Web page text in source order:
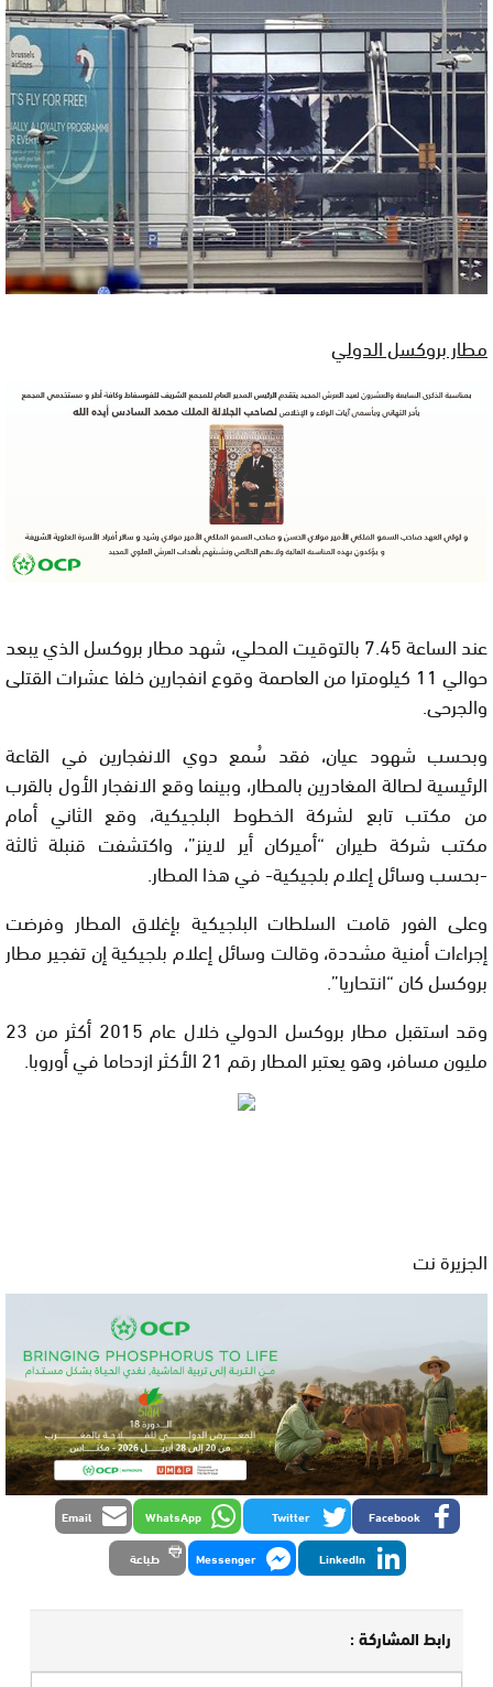
مطار بروكسل الدولي
عند الساعة 7.45 بالتوقيت المحلي، شهد مطار بروكسل الذي يبعد
حوالي 11 كيلومترا من العاصمة وقوع انفجارين خلفا عشرات القتلى
والجرحى.
وبحسب شهود عيان، فقد سُمع دوي الانفجارين في القاعة
الرئيسية لصالة المغادرين بالمطار، وبينما وقع الانفجار الأول بالقرب
من مكتب تابع لشركة الخطوط البلجيكية، وقع الثاني أمام
مكتب شركة طيران “أميركان أير لاينز”، واكتشفت قنبلة ثالثة
-بحسب وسائل إعلام بلجيكية- في هذا المطار.
وعلى الفور قامت السلطات البلجيكية بإغلاق المطار وفرضت
إجراءات أمنية مشددة، وقالت وسائل إعلام بلجيكية إن تفجير مطار
بروكسل كان “انتحاريا”.
وقد استقبل مطار بروكسل الدولي خلال عام 2015 أكثر من 23
مليون مسافر، وهو يعتبر المطار رقم 21 الأكثر ازدحاما في أوروبا.
الجزيرة نت
Facebook
Twitter
WhatsApp
Email
LinkedIn
Messenger طباعة
رابط المشاركة :